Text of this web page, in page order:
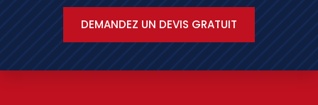
DEMANDEZ UN DEVIS GRATUIT